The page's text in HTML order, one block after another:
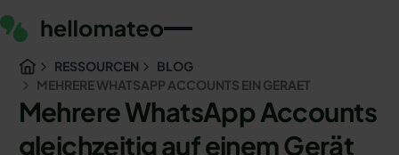
RESSOURCEN
BLOG
MEHRERE WHATSAPP ACCOUNTS EIN GERAET
Mehrere WhatsApp Accounts
gleichzeitig auf einem Gerät